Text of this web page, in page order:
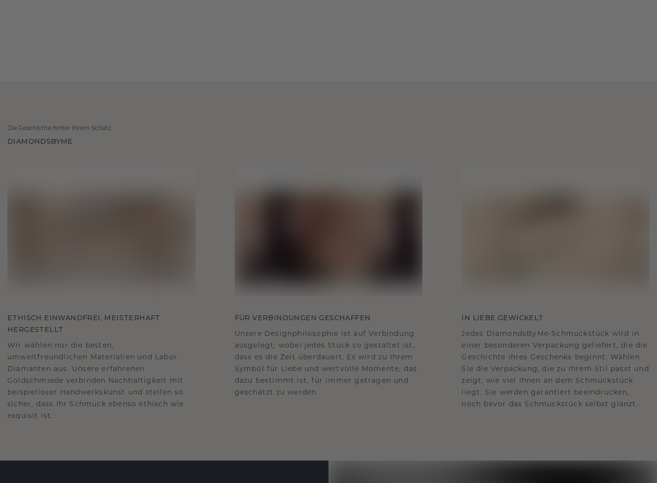
Die Geschichte hinter Ihrem Schatz
DIAMONDSBYME
ETHISCH EINWANDFREI, MEISTERHAFT
HERGESTELLT
Wir wählen nur die besten,
umweltfreundlichen Materialien und Labor
Diamanten aus. Unsere erfahrenen
Goldschmiede verbinden Nachhaltigkeit mit
beispielloser Handwerkskunst und stellen so
sicher, dass Ihr Schmuck ebenso ethisch wie
exquisit ist.
FÜR VERBINDUNGEN GESCHAFFEN
Unsere Designphilosophie ist auf Verbindung
ausgelegt, wobei jedes Stück so gestaltet ist,
dass es die Zeit überdauert. Es wird zu Ihrem
Symbol für Liebe und wertvolle Momente, das
dazu bestimmt ist, für immer getragen und
geschätzt zu werden.
IN LIEBE GEWICKELT
Jedes DiamondsByMe-Schmuckstück wird in
einer besonderen Verpackung geliefert, die die
Geschichte Ihres Geschenks beginnt. Wählen
Sie die Verpackung, die zu Ihrem Stil passt und
zeigt, wie viel Ihnen an dem Schmuckstück
liegt. Sie werden garantiert beeindrucken,
noch bevor das Schmuckstück selbst glänzt.